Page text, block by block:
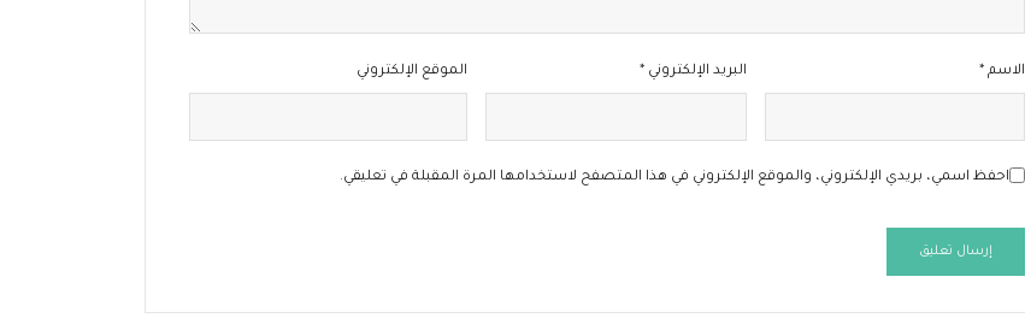
الاسم * البريد الإلكتروني* الموقع الإلكتروني
احفظ اسمي، بريدي الإلكتروني، والموقع الإلكتروني في هذا المتصفح لاستخدامها المرة المقبلة في تعليقي.